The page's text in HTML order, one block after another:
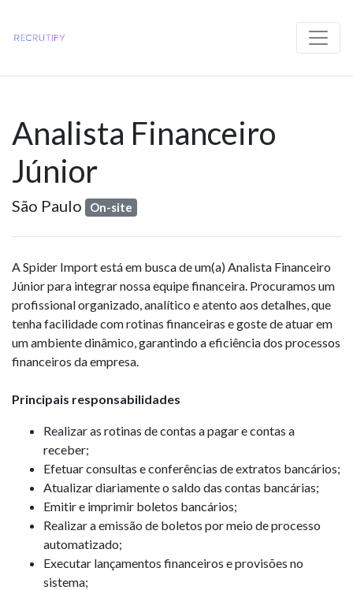
Analista Financeiro
Júnior
São Paulo On-site
A Spider Import está em busca de um(a) Analista Financeiro
Júnior para integrar nossa equipe financeira. Procuramos um
profissional organizado, analítico e atento aos detalhes, que
tenha facilidade com rotinas financeiras e goste de atuar em
um ambiente dinâmico, garantindo a eficiência dos processos
financeiros da empresa.
Principais responsabilidades
Realizar as rotinas de contas a pagar e contas a
receber;
Efetuar consultas e conferências de extratos bancários;
Atualizar diariamente o saldo das contas bancárias;
Emitir e imprimir boletos bancários;
Realizar a emissão de boletos por meio de processo
automatizado;
Executar lançamentos financeiros e provisões no
sistema;